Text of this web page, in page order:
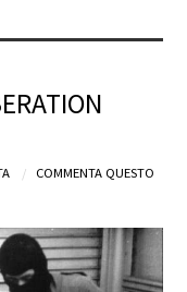
COMMENTA QUESTO